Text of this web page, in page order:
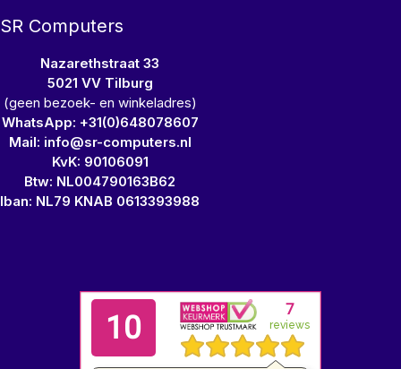
SR Computers
Nazarethstraat 33
5021 VV Tilburg
(geen bezoek- en winkeladres)
WhatsApp: +31(0)648078607
Mail: info@sr-computers.nl
KvK: 90106091
Btw: NL004790163B62
Iban: NL79 KNAB 0613393988